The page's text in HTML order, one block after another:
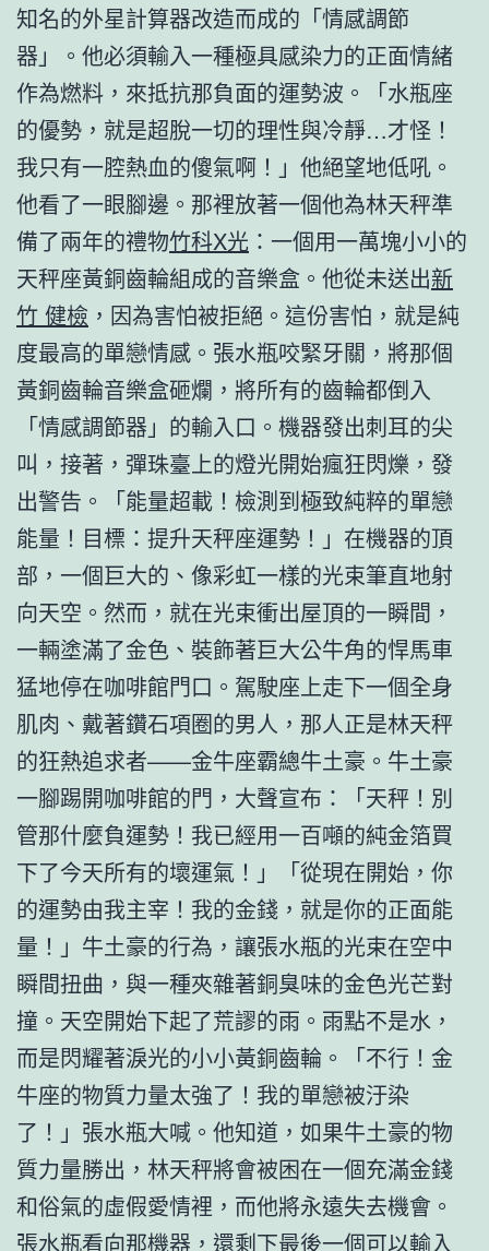
知名的外星計算器改造而成的「情感調節
器」。他必須輸入一種極具感染力的正面情緒
作為燃料，來抵抗那負面的運勢波。「水瓶座
的優勢，就是超脫一切的理性與冷靜…才怪！
我只有一腔熱血的傻氣啊！」他絕望地低吼。
他看了一眼腳邊。那裡放著一個他為林天秤準
備了兩年的禮物竹科X光 ：一個用一萬塊小小的
天秤座黃銅齒輪組成的音樂盒。他從未送出新
竹 健檢 ，因為害怕被拒絕。這份害怕，就是純
度最高的單戀情感。張水瓶咬緊牙關，將那個
黃銅齒輪音樂盒砸爛，將所有的齒輪都倒入
「情感調節器」的輸入口。機器發出刺耳的尖
叫，接著，彈珠臺上的燈光開始瘋狂閃爍，發
出警告。「能量超載！檢測到極致純粹的單戀
能量！目標：提升天秤座運勢！」在機器的頂
部，一個巨大的、像彩虹一樣的光束筆直地射
向天空。然而，就在光束衝出屋頂的一瞬間，
一輛塗滿了金色、裝飾著巨大公牛角的悍馬車
猛地停在咖啡館門口。駕駛座上走下一個全身
肌肉、戴著鑽石項圈的男人，那人正是林天秤
的狂熱追求者——金牛座霸總牛土豪。牛土豪
一腳踢開咖啡館的門，大聲宣布：「天秤！別
管那什麼負運勢！我已經用一百噸的純金箔買
下了今天所有的壞運氣！」「從現在開始，你
的運勢由我主宰！我的金錢，就是你的正面能
量！」牛土豪的行為，讓張水瓶的光束在空中
瞬間扭曲，與一種夾雜著銅臭味的金色光芒對
撞。天空開始下起了荒謬的雨。雨點不是水，
而是閃耀著淚光的小小黃銅齒輪。「不行！金
牛座的物質力量太強了！我的單戀被汙染
了！」張水瓶大喊。他知道，如果牛土豪的物
質力量勝出，林天秤將會被困在一個充滿金錢
和俗氣的虛假愛情裡，而他將永遠失去機會。
張水瓶看向那機器，還剩下最後一個可以輸入